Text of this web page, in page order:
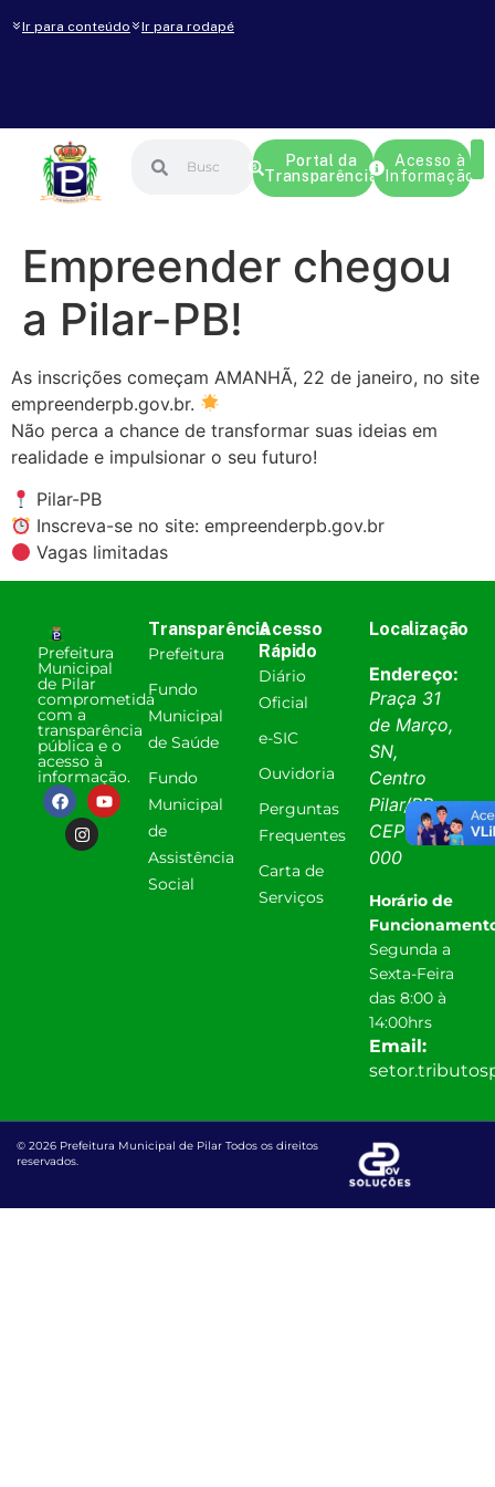
Ir para conteúdo Ir para rodapé
Portal da
Transparência
Acesso à
Informação
Empreender chegou
a Pilar-PB!
As inscrições começam AMANHÃ, 22 de janeiro, no site
empreenderpb.gov.br.
Não perca a chance de transformar suas ideias em
realidade e impulsionar o seu futuro!
Pilar-PB
Inscreva-se no site: empreenderpb.gov.br
Vagas limitadas
Prefeitura
Municipal
de Pilar
comprometida
com a
transparência
pública e o
acesso à
informação.
Transparência
Prefeitura
Fundo
Municipal
de Saúde
Fundo
Municipal
de
Assistência
Social
Acesso
Rápido
Diário
Oficial
e-SIC
Ouvidoria
Perguntas
Frequentes
Carta de
Serviços
Localização
Endereço:
Praça 31
de Março,
SN,
Centro
Pilar/PB.
CEP: 58338-
000
Horário de
Segunda a
Sexta-Feira
das 8:00 à
14:00hrs
Email:
© 2026 Prefeitura Municipal de Pilar Todos os direitos
reservados.